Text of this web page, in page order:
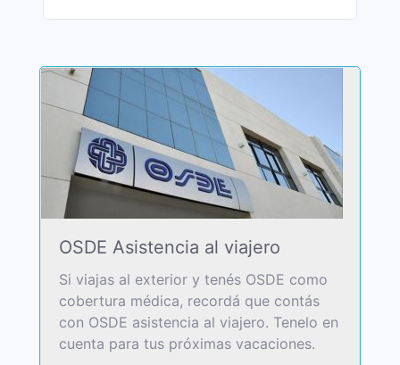
OSDE Asistencia al viajero
Si viajas al exterior y tenés OSDE como
cobertura médica, recordá que contás
con OSDE asistencia al viajero. Tenelo en
cuenta para tus próximas vacaciones.